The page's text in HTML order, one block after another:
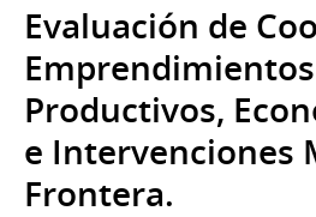
Evaluación de
Emprendimientos
Productivos,
e Intervenciones
Frontera.